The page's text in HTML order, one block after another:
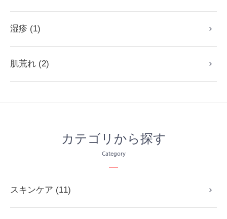
湿疹 (1)
肌荒れ (2)
カテゴリから探す
Category
スキンケア (11)